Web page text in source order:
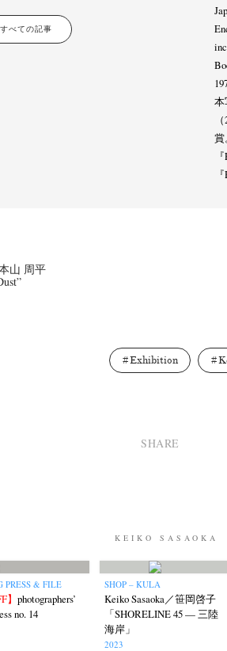
press (14) Postwar and Shōwa-Era (8)
Takuro Yoneda (44) Tomonori Ryu
べての記事
本
賞
山 周平
Exhibition
SHARE
KEIKO SASAOKA
PRESS & FILE
】photographers’
no. 14
SHOP – KULA
Keiko Sasaoka／笹岡啓子
「SHORELINE 45 — 三陸
海岸」
2023